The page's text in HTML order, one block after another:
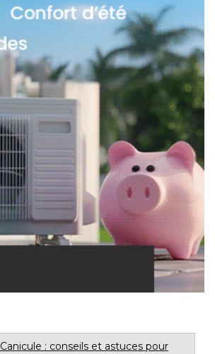
Canicule : conseils et astuces pour